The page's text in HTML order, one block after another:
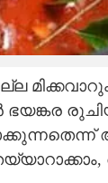
ഭയങ്കര